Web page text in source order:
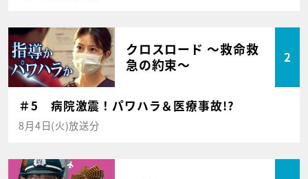
クロスロード ～救命救
急の約束～
2
＃5 病院激震！パワハラ＆医療事故!?
8月4日(火)放送分